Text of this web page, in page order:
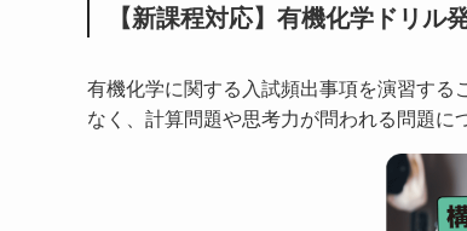
【新課程対応】有機化学ドリル
有機化学に関する入試頻出事項を演習する
なく、計算問題や思考力が問われる問題に